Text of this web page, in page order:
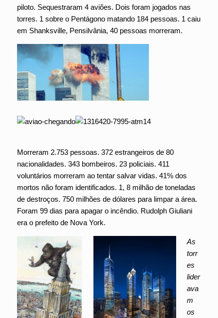
piloto. Sequestraram 4 aviões. Dois foram jogados nas
torres. 1 sobre o Pentágono matando 184 pessoas. 1 caiu
em Shanksville, Pensilvânia, 40 pessoas morreram.
Morreram 2.753 pessoas. 372 estrangeiros de 80
nacionalidades. 343 bombeiros. 23 policiais. 411
voluntários morreram ao tentar salvar vidas. 41% dos
mortos não foram identificados. 1, 8 milhão de toneladas
de destroços. 750 milhões de dólares para limpar a área.
Foram 99 dias para apagar o incêndio. Rudolph Giuliani
era o prefeito de Nova York.
As
torr
es
lider
ava
m
os